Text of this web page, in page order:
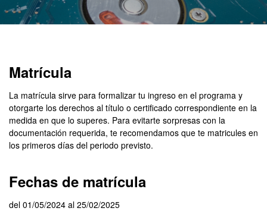
Matrícula
La matrícula sirve para formalizar tu ingreso en el programa y
otorgarte los derechos al título o certificado correspondiente en la
medida en que lo superes. Para evitarte sorpresas con la
documentación requerida, te recomendamos que te matricules en
los primeros días del periodo previsto.
Fechas de matrícula
del 01/05/2024 al 25/02/2025